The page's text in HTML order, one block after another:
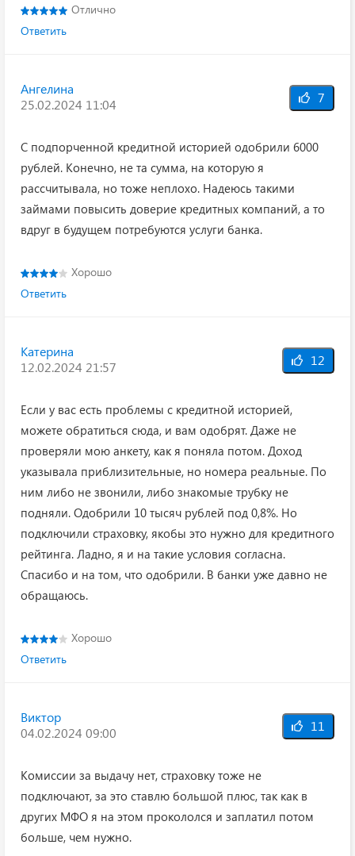
Отлично
Ответить
Ангелина
25.02.2024 11:04
7
С подпорченной кредитной историей одобрили 6000
рублей. Конечно, не та сумма, на которую я
рассчитывала, но тоже неплохо. Надеюсь такими
займами повысить доверие кредитных компаний, а то
вдруг в будущем потребуются услуги банка.
Хорошо
Ответить
Катерина
12.02.2024 21:57
12
Если у вас есть проблемы с кредитной историей,
можете обратиться сюда, и вам одобрят. Даже не
проверяли мою анкету, как я поняла потом. Доход
указывала приблизительные, но номера реальные. По
ним либо не звонили, либо знакомые трубку не
подняли. Одобрили 10 тысяч рублей под 0,8%. Но
подключили страховку, якобы это нужно для кредитного
рейтинга. Ладно, я и на такие условия согласна.
Спасибо и на том, что одобрили. В банки уже давно не
обращаюсь.
Хорошо
Ответить
Виктор
04.02.2024 09:00
11
Комиссии за выдачу нет, страховку тоже не
подключают, за это ставлю большой плюс, так как в
других МФО я на этом прокололся и заплатил потом
больше, чем нужно.